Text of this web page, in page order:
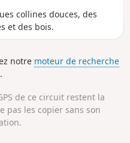
collines douces, des
et des bois.
notre moteur de recherche
.
de ce circuit restent la
pas les copier sans son